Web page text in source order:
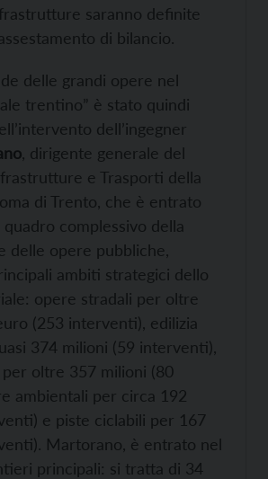
saranno definite
di bilancio.
delle grandi opere nel
trentino” è stato quindi
dell’ingegner
, dirigente generale del
e Trasporti della
di Trento, che è entrato
complessivo della
delle opere pubbliche,
ambiti strategici dello
opere stradali per oltre
(253 interventi), edilizia
374 milioni (59 interventi),
oltre 357 milioni (80
ambientali per circa 192
e piste ciclabili per 167
Martorano, è entrato nel
principali: si tratta di 34